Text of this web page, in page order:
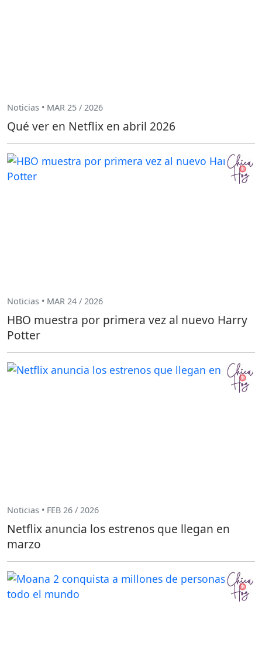
Noticias • MAR 25 / 2026
Qué ver en Netflix en abril 2026
Noticias • MAR 24 / 2026
HBO muestra por primera vez al nuevo Harry
Potter
Noticias • FEB 26 / 2026
Netflix anuncia los estrenos que llegan en
marzo